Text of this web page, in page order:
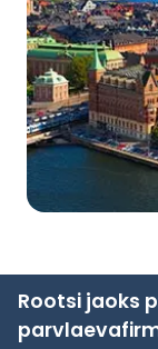
Rootsi jaoks